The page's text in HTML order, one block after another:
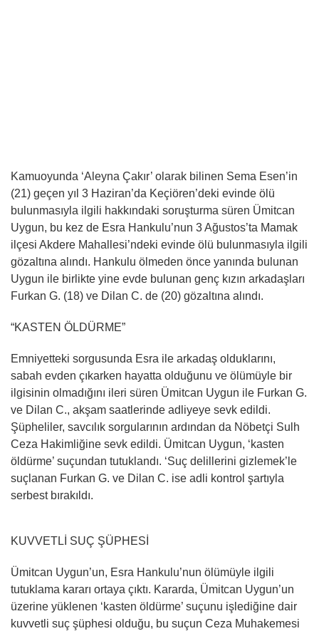
Kamuoyunda ‘Aleyna Çakır’ olarak bilinen Sema Esen’in
(21) geçen yıl 3 Haziran’da Keçiören’deki evinde ölü
bulunmasıyla ilgili hakkındaki soruşturma süren Ümitcan
Uygun, bu kez de Esra Hankulu’nun 3 Ağustos’ta Mamak
ilçesi Akdere Mahallesi’ndeki evinde ölü bulunmasıyla ilgili
gözaltına alındı. Hankulu ölmeden önce yanında bulunan
Uygun ile birlikte yine evde bulunan genç kızın arkadaşları
Furkan G. (18) ve Dilan C. de (20) gözaltına alındı.
“KASTEN ÖLDÜRME”
Emniyetteki sorgusunda Esra ile arkadaş olduklarını,
sabah evden çıkarken hayatta olduğunu ve ölümüyle bir
ilgisinin olmadığını ileri süren Ümitcan Uygun ile Furkan G.
ve Dilan C., akşam saatlerinde adliyeye sevk edildi.
Şüpheliler, savcılık sorgularının ardından da Nöbetçi Sulh
Ceza Hakimliğine sevk edildi. Ümitcan Uygun, ‘kasten
öldürme’ suçundan tutuklandı. ‘Suç delillerini gizlemek’le
suçlanan Furkan G. ve Dilan C. ise adli kontrol şartıyla
serbest bırakıldı.
KUVVETLİ SUÇ ŞÜPHESİ
Ümitcan Uygun’un, Esra Hankulu’nun ölümüyle ilgili
tutuklama kararı ortaya çıktı. Kararda, Ümitcan Uygun’un
üzerine yüklenen ‘kasten öldürme’ suçunu işlediğine dair
kuvvetli suç şüphesi olduğu, bu suçun Ceza Muhakemesi